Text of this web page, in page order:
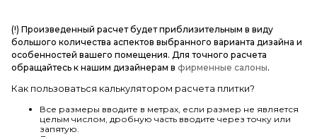
(!) Произведенный расчет будет приблизительным в виду
большого количества аспектов выбранного варианта дизайна и
особенностей вашего помещения. Для точного расчета
обращайтесь к нашим дизайнерам в фирменные салоны.
Как пользоваться калькулятором расчета плитки?
Все размеры вводите в метрах, если размер не является
целым числом, дробную часть вводите через точку или
запятую.